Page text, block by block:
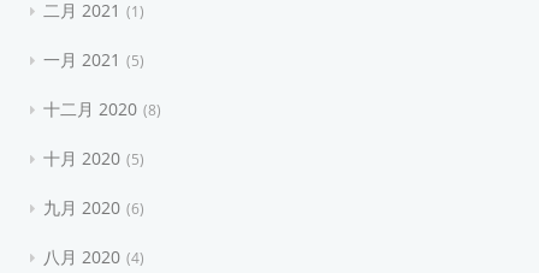
二月 2021 1
一月 2021 5
十二月 2020 8
十月 2020 5
九月 2020 6
八月 2020 4